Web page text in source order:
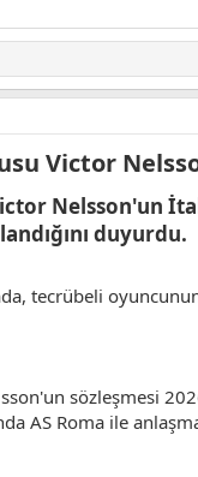
Victor
Nelsson'un
duyurdu.​
tecrübeli
sözleşmesi
AS Roma ile